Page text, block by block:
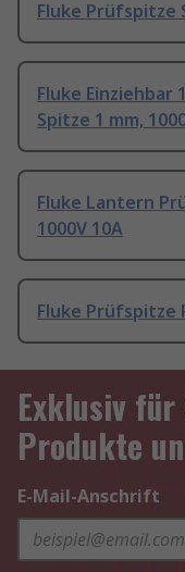
Fluke Prüfspitze
Fluke Einziehbar
Spitze 1 mm,
Fluke Lantern
1000V 10A
Fluke Prüfspitze
Exklusiv für
Produkte
E-Mail-Anschrift